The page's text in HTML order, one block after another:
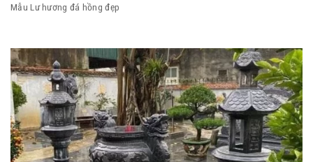
Mẫu Lư hương đá hồng đẹp